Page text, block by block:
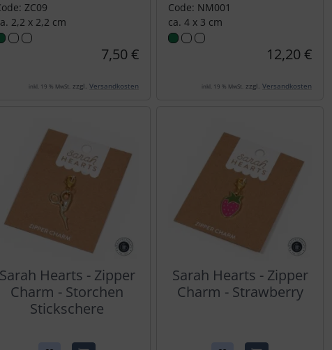
ZC09
2,2 x 2,2 cm
7,50 €
inkl. 19 % MwSt. zzgl. Versandkosten
Code: NM001
ca. 4 x 3 cm
12,20 €
inkl. 19 % MwSt. zzgl. Versandkosten
Sarah Hearts - Zipper
Charm - Storchen
Stickschere
Sarah Hearts - Zipper
Charm - Strawberry